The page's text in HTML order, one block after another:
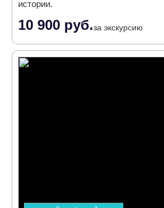
истории.
10 900 руб.за экскурсию